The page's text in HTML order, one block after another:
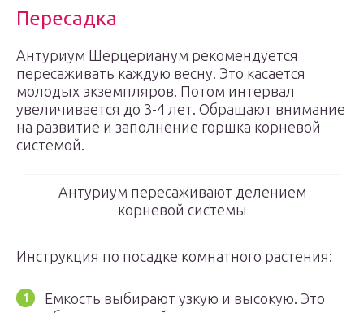
Пересадка
Антуриум Шерцерианум рекомендуется
пересаживать каждую весну. Это касается
молодых экземпляров. Потом интервал
увеличивается до 3-4 лет. Обращают внимание
на развитие и заполнение горшка корневой
системой.
Антуриум пересаживают делением
корневой системы
Инструкция по посадке комнатного растения:
Емкость выбирают узкую и высокую. Это